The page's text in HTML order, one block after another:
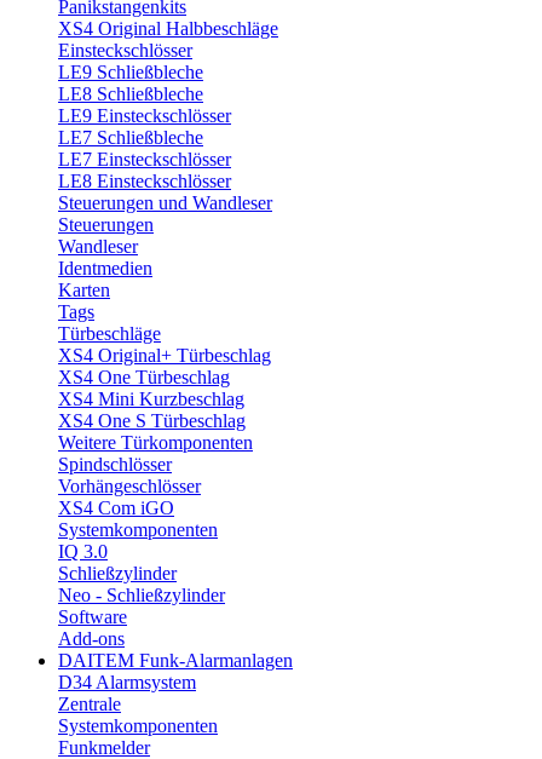
Panikstangenkits
XS4 Original Halbbeschläge
Einsteckschlösser
LE9 Schließbleche
LE8 Schließbleche
LE9 Einsteckschlösser
LE7 Schließbleche
LE7 Einsteckschlösser
LE8 Einsteckschlösser
Steuerungen und Wandleser
Steuerungen
Wandleser
Identmedien
Karten
Tags
Türbeschläge
XS4 Original+ Türbeschlag
XS4 One Türbeschlag
XS4 Mini Kurzbeschlag
XS4 One S Türbeschlag
Weitere Türkomponenten
Spindschlösser
Vorhängeschlösser
XS4 Com iGO
Systemkomponenten
IQ 3.0
Schließzylinder
Neo - Schließzylinder
Software
Add-ons
DAITEM Funk-Alarmanlagen
D34 Alarmsystem
Zentrale
Systemkomponenten
Funkmelder